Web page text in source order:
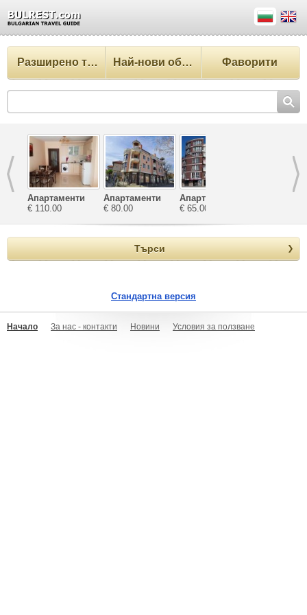
Разширено търсене Най-нови обекти Фаворити
Апартаменти
Зефира
€ 110.00
Апартаменти
Катерина
€ 80.00
Апартаменти
Велека
€ 65.00
Търси
Стандартна версия
Начало За нас - контакти Новини Условия за ползване